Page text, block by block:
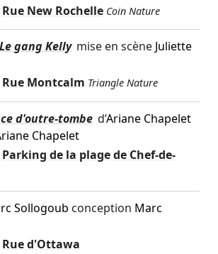
Rue New Rochelle Coin Nature
gang Kelly mise en scène Juliette
Rue Montcalm Triangle Nature
d'outre-tombe d’Ariane Chapelet
Chapelet
Parking de la plage de Chef-de-
Sollogoub conception Marc
Rue d'Ottawa